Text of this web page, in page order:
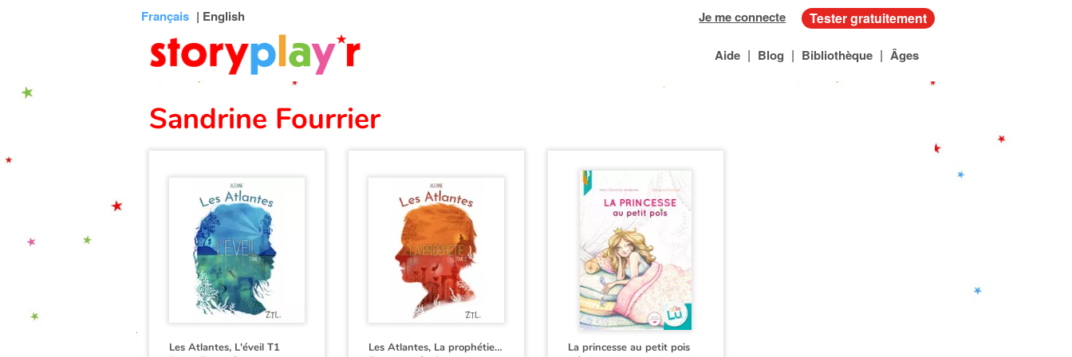
Français | English Je me connecte Tester gratuitement
Aide | Blog | Bibliothèque | Âges
Sandrine Fourrier
Les Atlantes, L'éveil T1
Les Atlantes, La prophétie T2
La princesse au petit pois